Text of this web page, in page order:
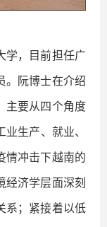
学，目前担任广
。阮博士在介绍
主要从四个角度
业生产、就业、
情冲击下越南的
经济学层面深刻
系；紧接着以低